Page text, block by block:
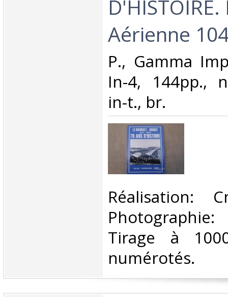
D'HISTOIRE.
Aérienne
‎P., Gamma
In-4, 144pp.,
in-t., br.‎
‎Réalisation:
Tirage à
numérotés. ‎